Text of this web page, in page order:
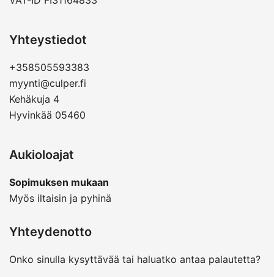
Yhteystiedot
+358505593383
myynti@culper.fi
Kehäkuja 4
Hyvinkää 05460
Aukioloajat
Sopimuksen mukaan
Myös iltaisin ja pyhinä
Yhteydenotto
Onko sinulla kysyttävää tai haluatko antaa palautetta?